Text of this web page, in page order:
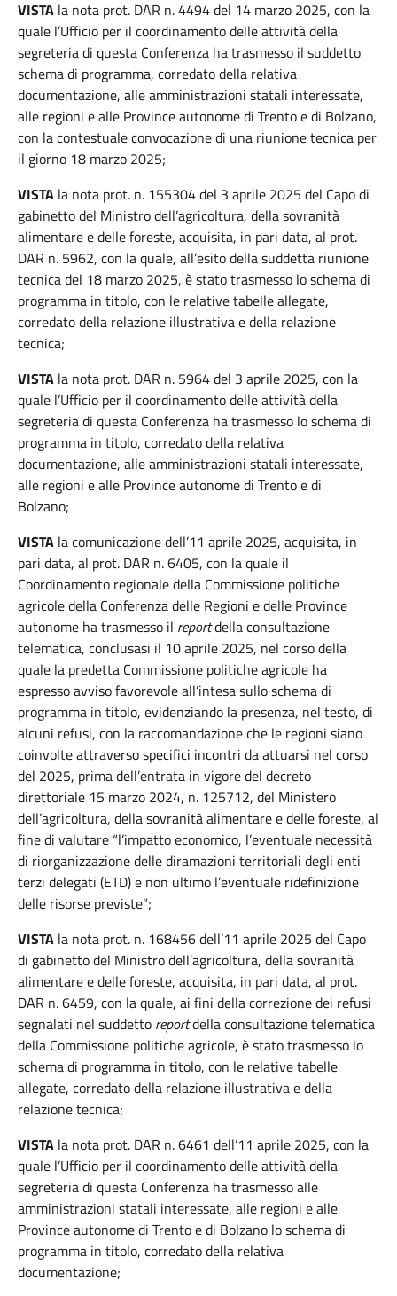
VISTA la nota prot. DAR n. 4494 del 14 marzo 2025, con la
quale l’Ufficio per il coordinamento delle attività della
segreteria di questa Conferenza ha trasmesso il suddetto
schema di programma, corredato della relativa
documentazione, alle amministrazioni statali interessate,
alle regioni e alle Province autonome di Trento e di Bolzano,
con la contestuale convocazione di una riunione tecnica per
il giorno 18 marzo 2025;
VISTA la nota prot. n. 155304 del 3 aprile 2025 del Capo di
gabinetto del Ministro dell’agricoltura, della sovranità
alimentare e delle foreste, acquisita, in pari data, al prot.
DAR n. 5962, con la quale, all’esito della suddetta riunione
tecnica del 18 marzo 2025, è stato trasmesso lo schema di
programma in titolo, con le relative tabelle allegate,
corredato della relazione illustrativa e della relazione
tecnica;
VISTA la nota prot. DAR n. 5964 del 3 aprile 2025, con la
quale l’Ufficio per il coordinamento delle attività della
segreteria di questa Conferenza ha trasmesso lo schema di
programma in titolo, corredato della relativa
documentazione, alle amministrazioni statali interessate,
alle regioni e alle Province autonome di Trento e di
Bolzano;
VISTA la comunicazione dell’11 aprile 2025, acquisita, in
pari data, al prot. DAR n. 6405, con la quale il
Coordinamento regionale della Commissione politiche
agricole della Conferenza delle Regioni e delle Province
autonome ha trasmesso il reportdella consultazione
telematica, conclusasi il 10 aprile 2025, nel corso della
quale la predetta Commissione politiche agricole ha
espresso avviso favorevole all’intesa sullo schema di
programma in titolo, evidenziando la presenza, nel testo, di
alcuni refusi, con la raccomandazione che le regioni siano
coinvolte attraverso specifici incontri da attuarsi nel corso
del 2025, prima dell’entrata in vigore del decreto
direttoriale 15 marzo 2024, n. 125712, del Ministero
dell’agricoltura, della sovranità alimentare e delle foreste, al
fine di valutare “l’impatto economico, l’eventuale necessità
di riorganizzazione delle diramazioni territoriali degli enti
terzi delegati (ETD) e non ultimo l’eventuale ridefinizione
delle risorse previste”;
VISTA la nota prot. n. 168456 dell’11 aprile 2025 del Capo
di gabinetto del Ministro dell’agricoltura, della sovranità
alimentare e delle foreste, acquisita, in pari data, al prot.
DAR n. 6459, con la quale, ai fini della correzione dei refusi
segnalati nel suddetto reportdella consultazione telematica
della Commissione politiche agricole, è stato trasmesso lo
schema di programma in titolo, con le relative tabelle
allegate, corredato della relazione illustrativa e della
relazione tecnica;
VISTA la nota prot. DAR n. 6461 dell’11 aprile 2025, con la
quale l’Ufficio per il coordinamento delle attività della
segreteria di questa Conferenza ha trasmesso alle
amministrazioni statali interessate, alle regioni e alle
Province autonome di Trento e di Bolzano lo schema di
programma in titolo, corredato della relativa
documentazione;